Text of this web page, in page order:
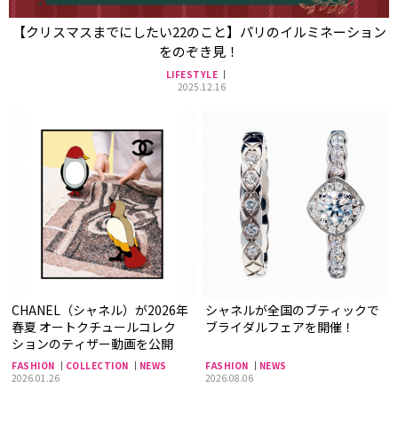
【クリスマスまでにしたい22のこと】パリのイルミネーション
をのぞき見！
LIFESTYLE
2025.12.16
CHANEL（シャネル）が2026年
春夏 オートクチュールコレク
ションのティザー動画を公開
FASHION COLLECTION
NEWS
2026.01.26
シャネルが全国のブティックで
ブライダルフェアを開催！
FASHION
NEWS
2026.08.06